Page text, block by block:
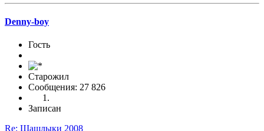
Denny-boy
Гость
Старожил
Сообщения: 27 826
Записан
Re: Шашлыки 2008